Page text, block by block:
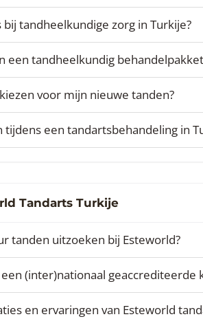
tandheelkundige zorg in Turkije?
een tandheelkundig
voor mijn nieuwe tanden?
tijdens een tandartsbehandeling in
Tandarts Turkije
tanden uitzoeken bij Esteworld?
(inter)nationaal geaccrediteerde
en ervaringen van Esteworld